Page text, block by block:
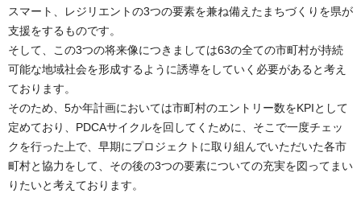
スマート、レジリエントの3つの要素を兼ね備えたまちづくりを県が
支援をするものです。
そして、この3つの将来像につきましては63の全ての市町村が持続
可能な地域社会を形成するように誘導をしていく必要があると考え
ております。
そのため、5か年計画においては市町村のエントリー数をKPIとして
定めており、PDCAサイクルを回してくために、そこで一度チェッ
クを行った上で、早期にプロジェクトに取り組んでいただいた各市
町村と協力をして、その後の3つの要素についての充実を図ってまい
りたいと考えております。